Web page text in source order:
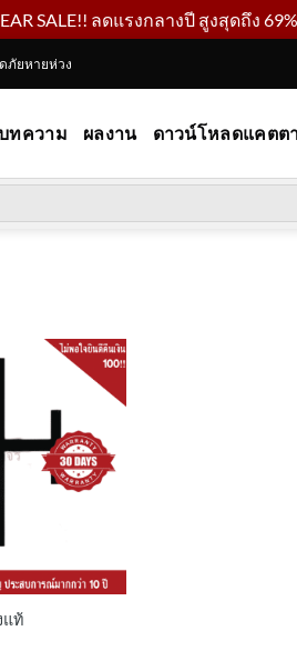
SALE!! ลดแรงกลางปี สูงสุดถึง
ภัยหายห่วง
ทความ ผลงาน ดาวน์โหลดแคตต
แท้